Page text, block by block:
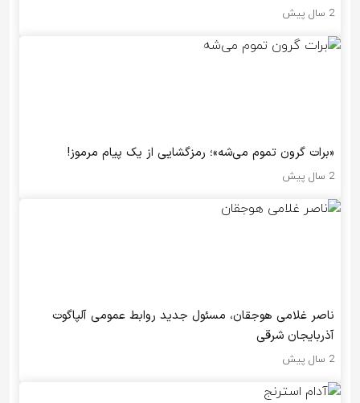
2 سال پیش
«برات گرون تموم می‌شه»؛ رمزگشایی از یک پیام مرموز!
2 سال پیش
ناصر غلامی هوجقان، مسئول جدید روابط عمومی آلپاگوت
آذربایجان شرقی
2 سال پیش